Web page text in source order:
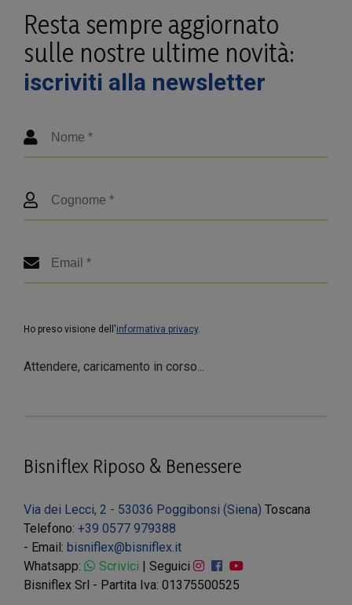
Resta sempre aggiornato
sulle nostre ultime novità:
iscriviti alla newsletter
Ho preso visione dell'informativa privacy.
Attendere, caricamento in corso...
Bisniflex Riposo & Benessere
Via dei Lecci, 2 - 53036 Poggibonsi (Siena) Toscana
Telefono: +39 0577 979388
- Email: bisniflex@bisniflex.it
Whatsapp:
Scrivici | Seguici
Bisniflex Srl - Partita Iva: 01375500525